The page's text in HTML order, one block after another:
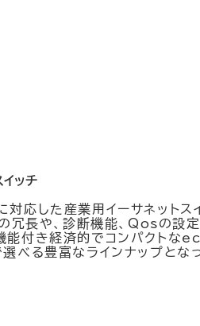
ッチ
対応した産業用イーサネットス
冗長や、診断機能、Qosの設
能付き経済的でコンパクトな
選べる豊富なラインナップとな